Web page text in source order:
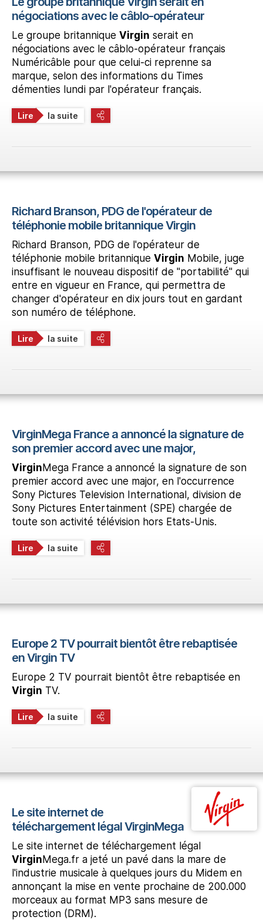
négociations avec le câblo-opérateur
Le groupe britannique Virgin serait en
négociations avec le câblo-opérateur français
Numéricâble pour que celui-ci reprenne sa
marque, selon des informations du Times
démenties lundi par l'opérateur français.
Lire la suite
Richard Branson, PDG de l'opérateur de
téléphonie mobile britannique Virgin
Richard Branson, PDG de l'opérateur de
téléphonie mobile britannique Virgin Mobile, juge
insuffisant le nouveau dispositif de "portabilité" qui
entre en vigueur en France, qui permettra de
changer d'opérateur en dix jours tout en gardant
son numéro de téléphone.
Lire la suite
VirginMega France a annoncé la signature de
son premier accord avec une major,
VirginMega France a annoncé la signature de son
premier accord avec une major, en l'occurrence
Sony Pictures Television International, division de
Sony Pictures Entertainment (SPE) chargée de
toute son activité télévision hors Etats-Unis.
Lire la suite
Europe 2 TV pourrait bientôt être rebaptisée
en Virgin TV
Europe 2 TV pourrait bientôt être rebaptisée en
Virgin TV.
Lire la suite
Le site internet de
téléchargement légal VirginMega
Le site internet de téléchargement légal
VirginMega.fr a jeté un pavé dans la mare de
l'industrie musicale à quelques jours du Midem en
annonçant la mise en vente prochaine de 200.000
morceaux au format MP3 sans mesure de
protection (DRM).